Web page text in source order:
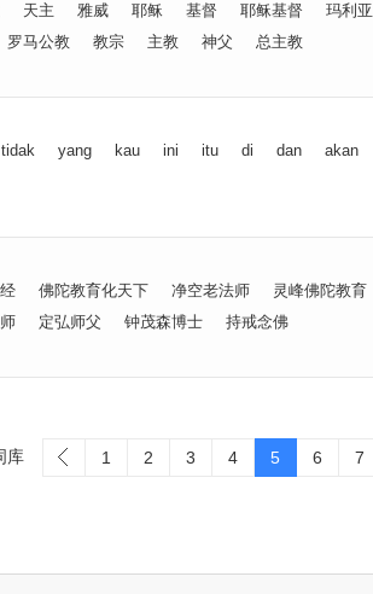
天主 雅威 耶稣 基督 耶稣基督
玛利亚
罗马公教 教宗 主教 神父 总主教
tidak yang kau ini itu di dan akan
佛陀教育化天下 净空老法师
灵峰佛陀教育
定弘师父 钟茂森博士 持戒念佛
库 1 2 3 4 5 6 7